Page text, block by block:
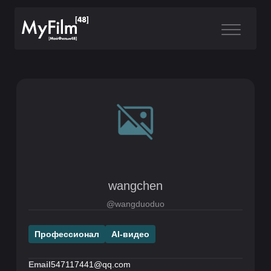
wangchen
@wangduoduo
Профессионал AI-видео
Email547117441@qq.com